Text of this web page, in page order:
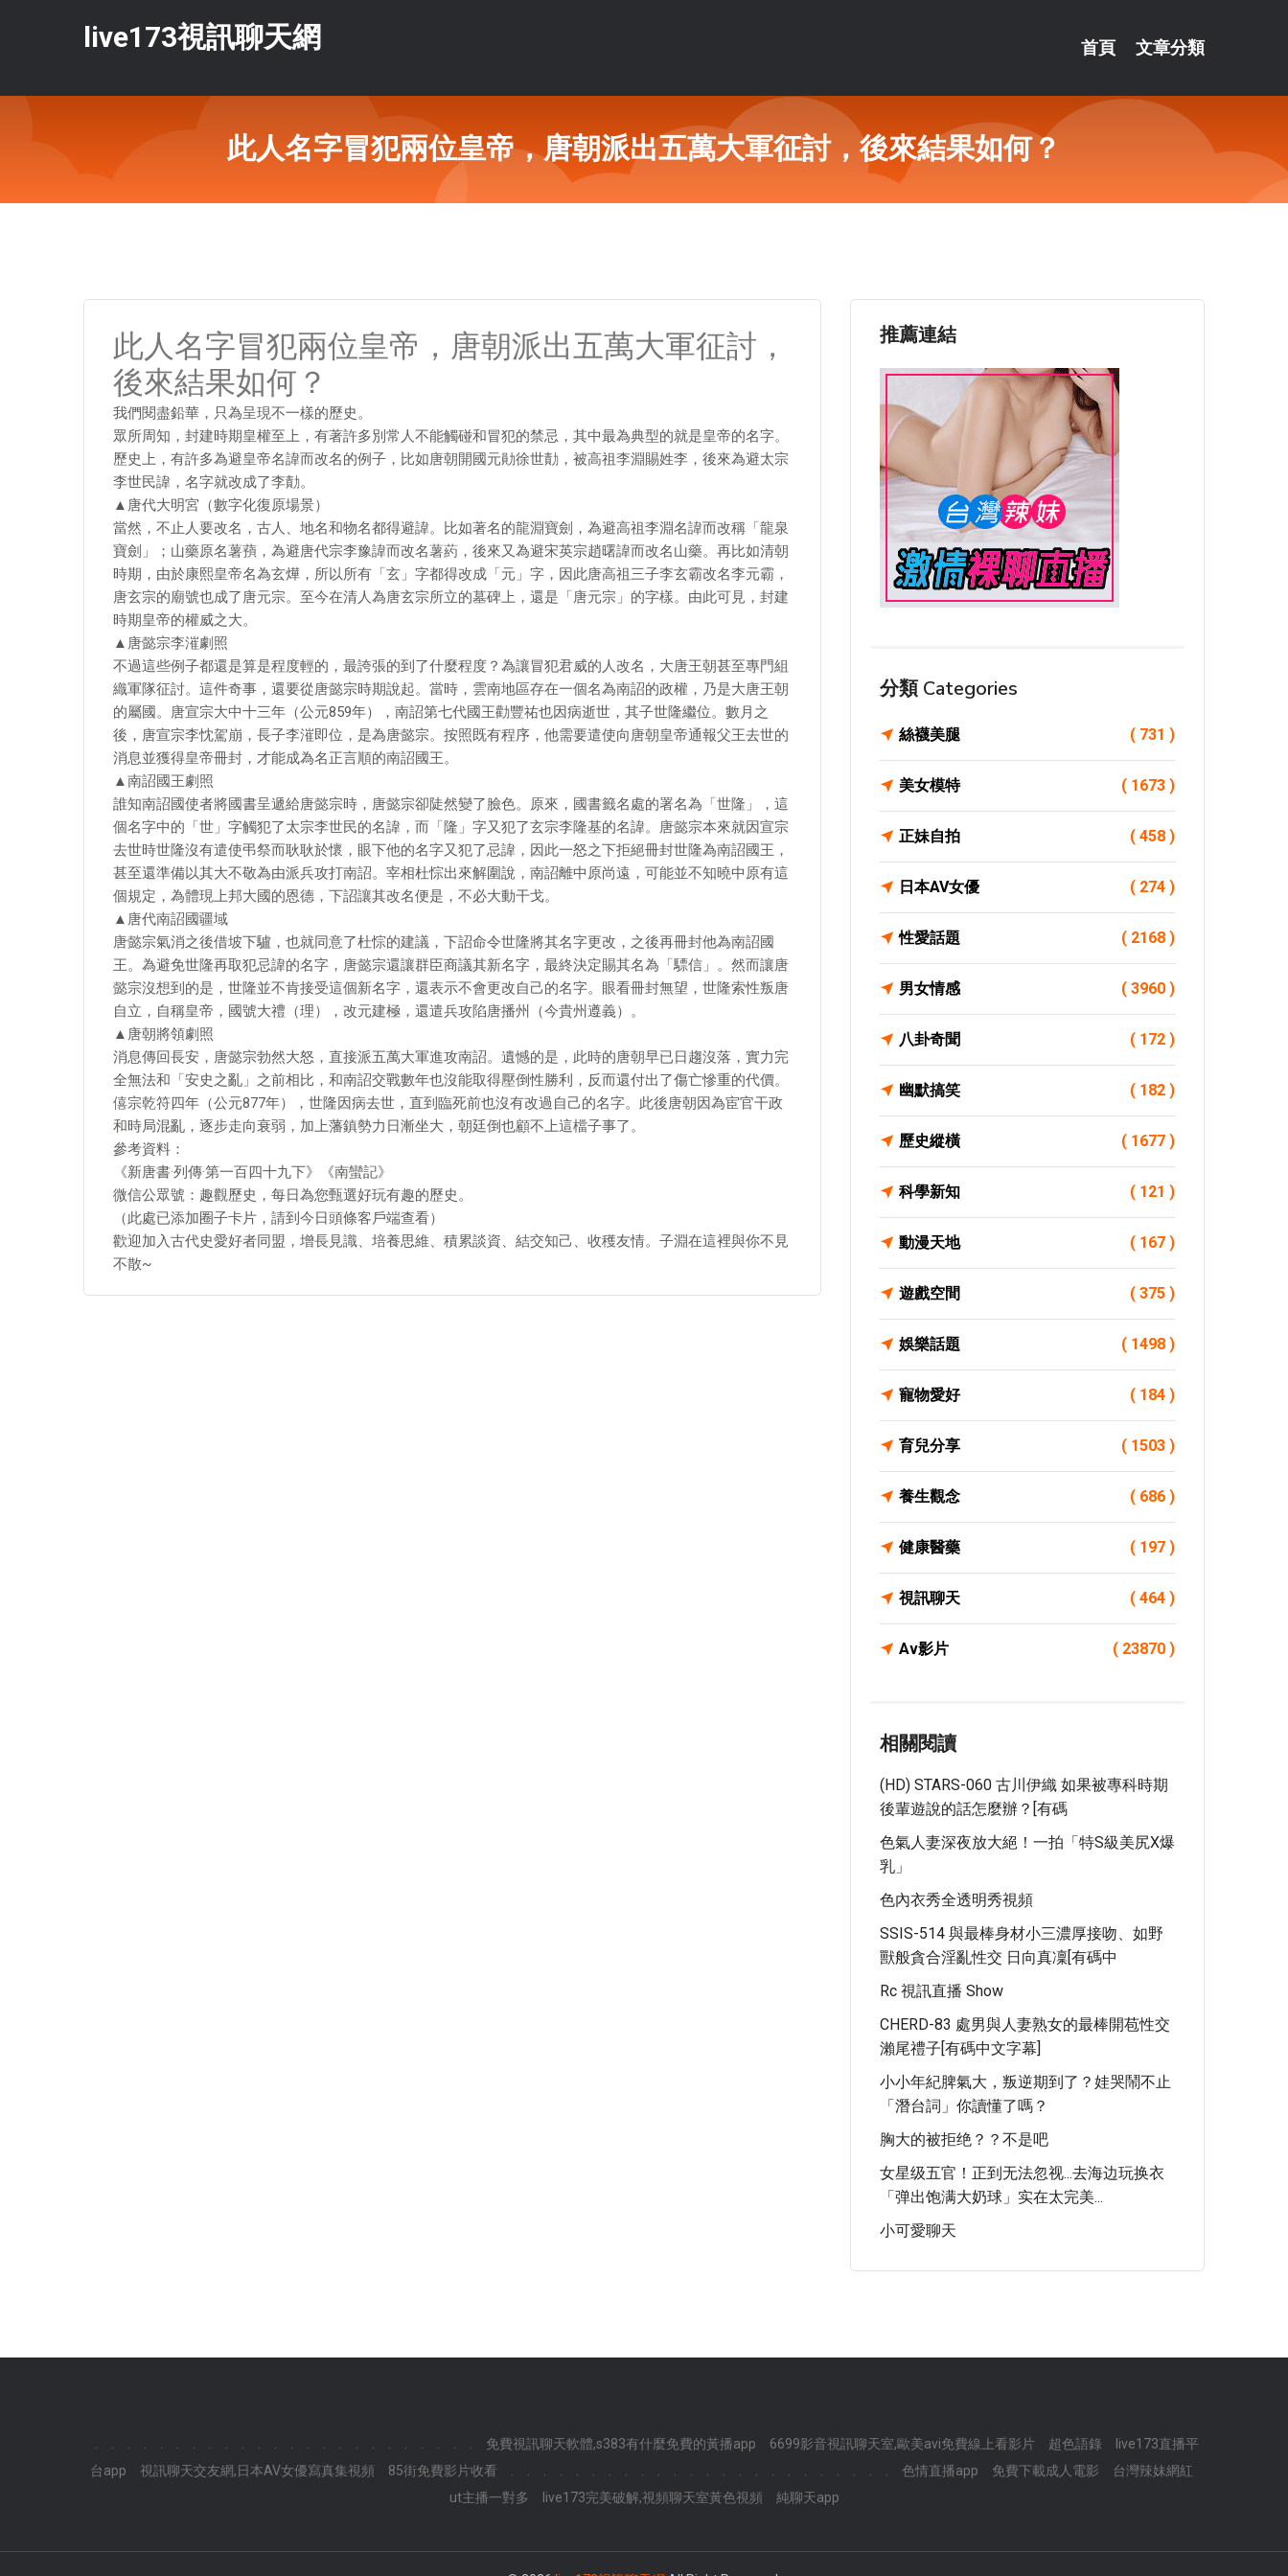
live173視訊聊天網 首頁 文章分類
此人名字冒犯兩位皇帝，唐朝派出五萬大軍征討，後來結果如何？
此人名字冒犯兩位皇帝，唐朝派出五萬大軍征討，
後來結果如何？
我們閱盡鉛華，只為呈現不一樣的歷史。
眾所周知，封建時期皇權至上，有著許多別常人不能觸碰和冒犯的禁忌，其中最為典型的就是皇帝的名字。
歷史上，有許多為避皇帝名諱而改名的例子，比如唐朝開國元勛徐世勣，被高祖李淵賜姓李，後來為避太宗
李世民諱，名字就改成了李勣。
▲唐代大明宮（數字化復原場景）
當然，不止人要改名，古人、地名和物名都得避諱。比如著名的龍淵寶劍，為避高祖李淵名諱而改稱「龍泉
寶劍」；山藥原名薯蕷，為避唐代宗李豫諱而改名薯葯，後來又為避宋英宗趙曙諱而改名山藥。再比如清朝
時期，由於康熙皇帝名為玄燁，所以所有「玄」字都得改成「元」字，因此唐高祖三子李玄霸改名李元霸，
唐玄宗的廟號也成了唐元宗。至今在清人為唐玄宗所立的墓碑上，還是「唐元宗」的字樣。由此可見，封建
時期皇帝的權威之大。
▲唐懿宗李漼劇照
不過這些例子都還是算是程度輕的，最誇張的到了什麼程度？為讓冒犯君威的人改名，大唐王朝甚至專門組
織軍隊征討。這件奇事，還要從唐懿宗時期說起。當時，雲南地區存在一個名為南詔的政權，乃是大唐王朝
的屬國。唐宣宗大中十三年（公元859年），南詔第七代國王勸豐祐也因病逝世，其子世隆繼位。數月之
後，唐宣宗李忱駕崩，長子李漼即位，是為唐懿宗。按照既有程序，他需要遣使向唐朝皇帝通報父王去世的
消息並獲得皇帝冊封，才能成為名正言順的南詔國王。
▲南詔國王劇照
誰知南詔國使者將國書呈遞給唐懿宗時，唐懿宗卻陡然變了臉色。原來，國書籤名處的署名為「世隆」，這
個名字中的「世」字觸犯了太宗李世民的名諱，而「隆」字又犯了玄宗李隆基的名諱。唐懿宗本來就因宣宗
去世時世隆沒有遣使弔祭而耿耿於懷，眼下他的名字又犯了忌諱，因此一怒之下拒絕冊封世隆為南詔國王，
甚至還準備以其大不敬為由派兵攻打南詔。宰相杜悰出來解圍說，南詔離中原尚遠，可能並不知曉中原有這
個規定，為體現上邦大國的恩德，下詔讓其改名便是，不必大動干戈。
▲唐代南詔國疆域
唐懿宗氣消之後借坡下驢，也就同意了杜悰的建議，下詔命令世隆將其名字更改，之後再冊封他為南詔國
王。為避免世隆再取犯忌諱的名字，唐懿宗還讓群臣商議其新名字，最終決定賜其名為「驃信」。然而讓唐
懿宗沒想到的是，世隆並不肯接受這個新名字，還表示不會更改自己的名字。眼看冊封無望，世隆索性叛唐
自立，自稱皇帝，國號大禮（理），改元建極，還遣兵攻陷唐播州（今貴州遵義）。
▲唐朝將領劇照
消息傳回長安，唐懿宗勃然大怒，直接派五萬大軍進攻南詔。遺憾的是，此時的唐朝早已日趨沒落，實力完
全無法和「安史之亂」之前相比，和南詔交戰數年也沒能取得壓倒性勝利，反而還付出了傷亡慘重的代價。
僖宗乾符四年（公元877年），世隆因病去世，直到臨死前也沒有改過自己的名字。此後唐朝因為宦官干政
和時局混亂，逐步走向衰弱，加上藩鎮勢力日漸坐大，朝廷倒也顧不上這檔子事了。
參考資料：
《新唐書·列傳·第一百四十九下》《南蠻記》
微信公眾號：趣觀歷史，每日為您甄選好玩有趣的歷史。
（此處已添加圈子卡片，請到今日頭條客戶端查看）
歡迎加入古代史愛好者同盟，增長見識、培養思維、積累談資、結交知己、收穫友情。子淵在這裡與你不見
不散~
推薦連結
分類 Categories
絲襪美腿 ( 731 )
美女模特 ( 1673 )
正妹自拍 ( 458 )
日本AV女優 ( 274 )
性愛話題 ( 2168 )
男女情感 ( 3960 )
八卦奇聞 ( 172 )
幽默搞笑 ( 182 )
歷史縱橫 ( 1677 )
科學新知 ( 121 )
動漫天地 ( 167 )
遊戲空間 ( 375 )
娛樂話題 ( 1498 )
寵物愛好 ( 184 )
育兒分享 ( 1503 )
養生觀念 ( 686 )
健康醫藥 ( 197 )
視訊聊天 ( 464 )
Av影片 ( 23870 )
相關閱讀
(HD) STARS-060 古川伊織 如果被專科時期
後輩遊說的話怎麼辦？[有碼
色氣人妻深夜放大絕！一拍「特S級美尻X爆
乳」
色內衣秀全透明秀視頻
SSIS-514 與最棒身材小三濃厚接吻、如野
獸般貪合淫亂性交 日向真凜[有碼中
Rc 視訊直播 Show
CHERD-83 處男與人妻熟女的最棒開苞性交
瀨尾禮子[有碼中文字幕]
小小年紀脾氣大，叛逆期到了？娃哭鬧不止
「潛台詞」你讀懂了嗎？
胸大的被拒绝？？不是吧
女星级五官！正到无法忽视...去海边玩换衣
「弹出饱满大奶球」实在太完美...
小可愛聊天
免費視訊聊天軟體,s383有什麼免費的黃播app 6699影音視訊聊天室,歐美avi免費線上看影片 超色語錄
live173直播平
台app
視訊聊天交友網,日本AV女優寫真集視頻 85街免費影片收看 色情直播app 免費下載成人電影
台灣辣妹網紅
ut主播一對多
live173完美破解,視頻聊天室黃色視頻 純聊天app